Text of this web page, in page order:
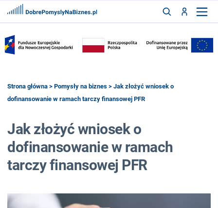
ZAREJESTRUJ
FRANCZYZY
Strona główna > Pomysły na biznes > Jak złożyć wniosek o
dofinansowanie w ramach tarczy finansowej PFR
Jak złożyć wniosek o
dofinansowanie w ramach
tarczy finansowej PFR